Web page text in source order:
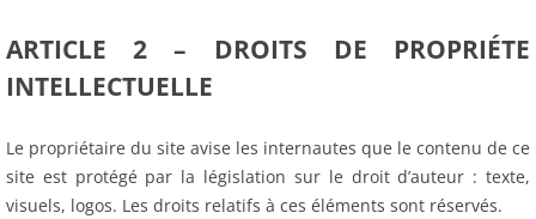
ARTICLE 2 – DROITS DE PROPRIÉTE
INTELLECTUELLE
Le propriétaire du site avise les internautes que le contenu de ce
site est protégé par la législation sur le droit d’auteur : texte,
visuels, logos. Les droits relatifs à ces éléments sont réservés.